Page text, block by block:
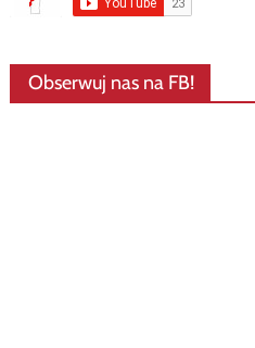
Obserwuj nas na FB!